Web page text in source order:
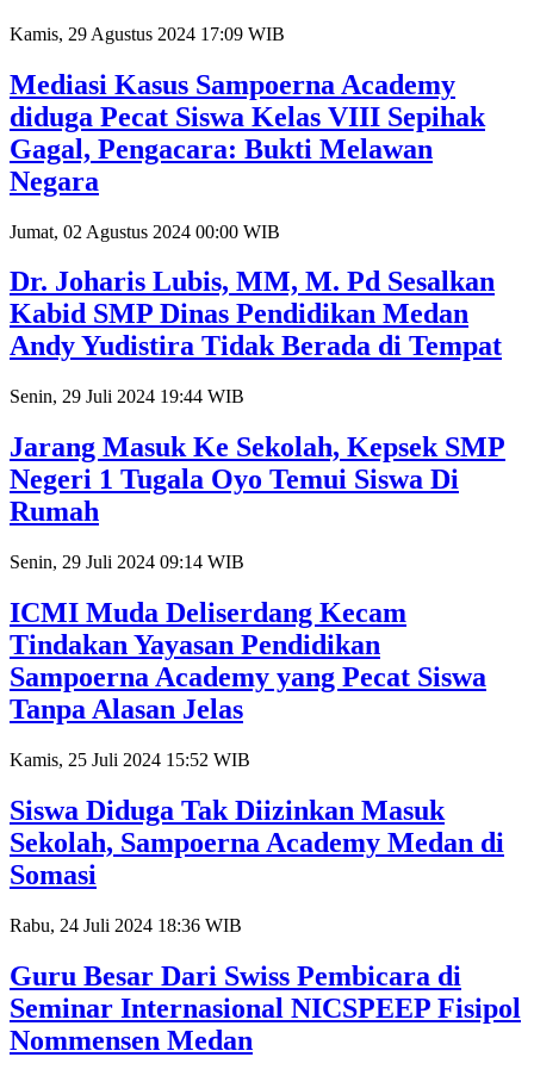
Kamis, 29 Agustus 2024 17:09 WIB
Mediasi Kasus Sampoerna Academy
diduga Pecat Siswa Kelas VIII Sepihak
Gagal, Pengacara: Bukti Melawan
Negara
Jumat, 02 Agustus 2024 00:00 WIB
Dr. Joharis Lubis, MM, M. Pd Sesalkan
Kabid SMP Dinas Pendidikan Medan
Andy Yudistira Tidak Berada di Tempat
Senin, 29 Juli 2024 19:44 WIB
Jarang Masuk Ke Sekolah, Kepsek SMP
Negeri 1 Tugala Oyo Temui Siswa Di
Rumah
Senin, 29 Juli 2024 09:14 WIB
ICMI Muda Deliserdang Kecam
Tindakan Yayasan Pendidikan
Sampoerna Academy yang Pecat Siswa
Tanpa Alasan Jelas
Kamis, 25 Juli 2024 15:52 WIB
Siswa Diduga Tak Diizinkan Masuk
Sekolah, Sampoerna Academy Medan di
Somasi
Rabu, 24 Juli 2024 18:36 WIB
Guru Besar Dari Swiss Pembicara di
Seminar Internasional NICSPEEP Fisipol
Nommensen Medan